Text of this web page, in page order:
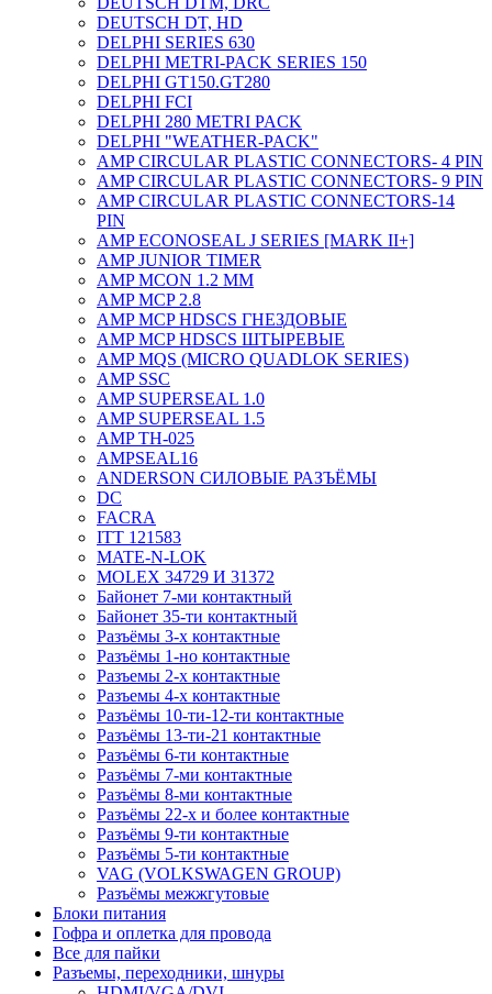
DEUTSCH DT, HD
DELPHI SERIES 630
DELPHI METRI-PACK SERIES 150
DELPHI GT150.GT280
DELPHI FCI
DELPHI 280 METRI PACK
DELPHI "WEATHER-PACK"
AMP CIRCULAR PLASTIC CONNECTORS- 4 PIN
AMP CIRCULAR PLASTIC CONNECTORS- 9 PIN
AMP CIRCULAR PLASTIC CONNECTORS-14
PIN
AMP ECONOSEAL J SERIES [MARK II+]
AMP JUNIOR TIMER
AMP MCON 1.2 MM
AMP MCP 2.8
AMP MCP HDSCS ГНЕЗДОВЫЕ
AMP MCP HDSCS ШТЫРЕВЫЕ
AMP MQS (MICRO QUADLOK SERIES)
AMP SSC
AMP SUPERSEAL 1.0
AMP SUPERSEAL 1.5
AMP ТН-025
AMPSEAL16
ANDERSON СИЛОВЫЕ РАЗЪЁМЫ
DC
FACRA
ITT 121583
MATE-N-LOK
MOLEX 34729 И 31372
Байонет 7-ми контактный
Байонет 35-ти контактный
Разъёмы 3-х контактные
Разъёмы 1-но контактные
Разъемы 2-х контактные
Разъемы 4-х контактные
Разъёмы 10-ти-12-ти контактные
Разъёмы 13-ти-21 контактные
Разъёмы 6-ти контактные
Разъёмы 7-ми контактные
Разъёмы 8-ми контактные
Разъёмы 22-х и более контактные
Разъёмы 9-ти контактные
Разъёмы 5-ти контактные
VAG (VOLKSWAGEN GROUP)
Разъёмы межжгутовые
Блоки питания
Гофра и оплетка для провода
Все для пайки
Разъемы, переходники, шнуры